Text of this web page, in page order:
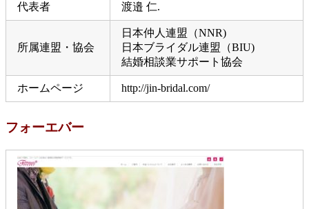
代表者 渡邉 仁.
所属連盟・協会
日本仲人連盟（NNR)
日本ブライダル連盟（BIU)
結婚相談業サポート協会
ホームページ http://jin-bridal.com/
フォーエバー